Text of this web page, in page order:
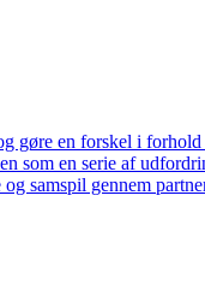
gøre en forskel i
en serie af
samspil gennem